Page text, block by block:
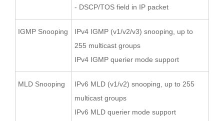
- DSCP/TOS field in IP packet
IGMP Snooping
IPv4 IGMP (v1/v2/v3) snooping, up to
255 multicast groups
IPv4 IGMP querier mode support
MLD Snooping
IPv6 MLD (v1/v2) snooping, up to 255
multicast groups
IPv6 MLD querier mode support